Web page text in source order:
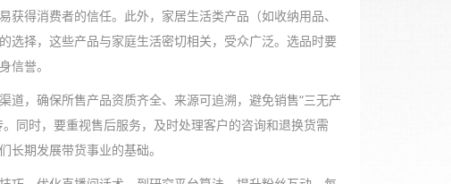
得消费者的信任。此外，家居生活类产品（如收纳用品、
选择，这些产品与家庭生活密切相关，受众广泛。选品时要
信誉。
，确保所售产品资质齐全、来源可追溯，避免销售“三无产
同时，要重视售后服务，及时处理客户的咨询和退换货需
期发展带货事业的基础。